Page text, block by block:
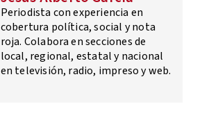
Periodista con experiencia en
cobertura política, social y nota
roja. Colabora en secciones de
local, regional, estatal y nacional
en televisión, radio, impreso y web.